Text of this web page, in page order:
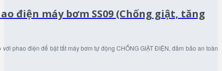
điện máy bơm SS09 (Chống giật, tăng
phao điện để bật tắt máy bơm tự động CHỐNG GIẬT ĐIỆN, đảm bảo an toàn